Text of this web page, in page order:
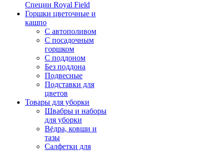
Специи Royal Field
Горшки цветочные и
кашпо
С автополивом
С посадочным
горшком
С поддоном
Без поддона
Подвесные
Подставки для
цветов
Товары для уборки
Швабры и наборы
для уборки
Вёдра, ковши и
тазы
Салфетки для